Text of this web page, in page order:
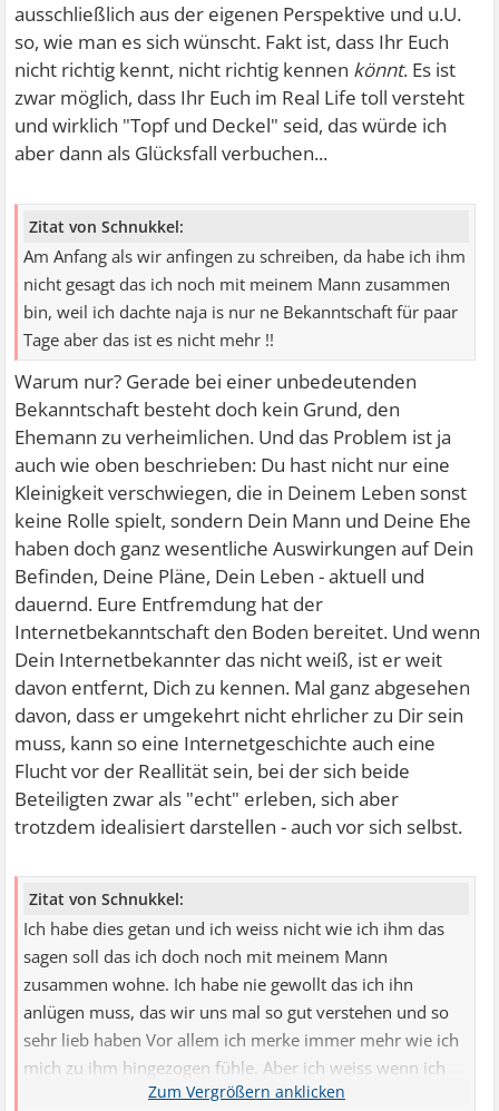
ausschließlich aus der eigenen Perspektive und u.U.
so, wie man es sich wünscht. Fakt ist, dass Ihr Euch
nicht richtig kennt, nicht richtig kennen könnt. Es ist
zwar möglich, dass Ihr Euch im Real Life toll versteht
und wirklich "Topf und Deckel" seid, das würde ich
aber dann als Glücksfall verbuchen...
Zitat von Schnukkel:
Am Anfang als wir anfingen zu schreiben, da habe ich ihm
nicht gesagt das ich noch mit meinem Mann zusammen
bin, weil ich dachte naja is nur ne Bekanntschaft für paar
Tage aber das ist es nicht mehr !!
Warum nur? Gerade bei einer unbedeutenden
Bekanntschaft besteht doch kein Grund, den
Ehemann zu verheimlichen. Und das Problem ist ja
auch wie oben beschrieben: Du hast nicht nur eine
Kleinigkeit verschwiegen, die in Deinem Leben sonst
keine Rolle spielt, sondern Dein Mann und Deine Ehe
haben doch ganz wesentliche Auswirkungen auf Dein
Befinden, Deine Pläne, Dein Leben - aktuell und
dauernd. Eure Entfremdung hat der
Internetbekanntschaft den Boden bereitet. Und wenn
Dein Internetbekannter das nicht weiß, ist er weit
davon entfernt, Dich zu kennen. Mal ganz abgesehen
davon, dass er umgekehrt nicht ehrlicher zu Dir sein
muss, kann so eine Internetgeschichte auch eine
Flucht vor der Reallität sein, bei der sich beide
Beteiligten zwar als "echt" erleben, sich aber
trotzdem idealisiert darstellen - auch vor sich selbst.
Zitat von Schnukkel:
Ich habe dies getan und ich weiss nicht wie ich ihm das
sagen soll das ich doch noch mit meinem Mann
zusammen wohne. Ich habe nie gewollt das ich ihn
anlügen muss, das wir uns mal so gut verstehen und so
sehr lieb haben Vor allem ich merke immer mehr wie ich
mich zu ihm hingezogen fühle. Aber ich weiss wenn ich
ihm in die Augen schaue und ihm die Wahrheit sage das